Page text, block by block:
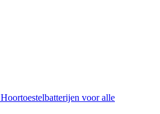
Hoortoestelbatterijen voor alle